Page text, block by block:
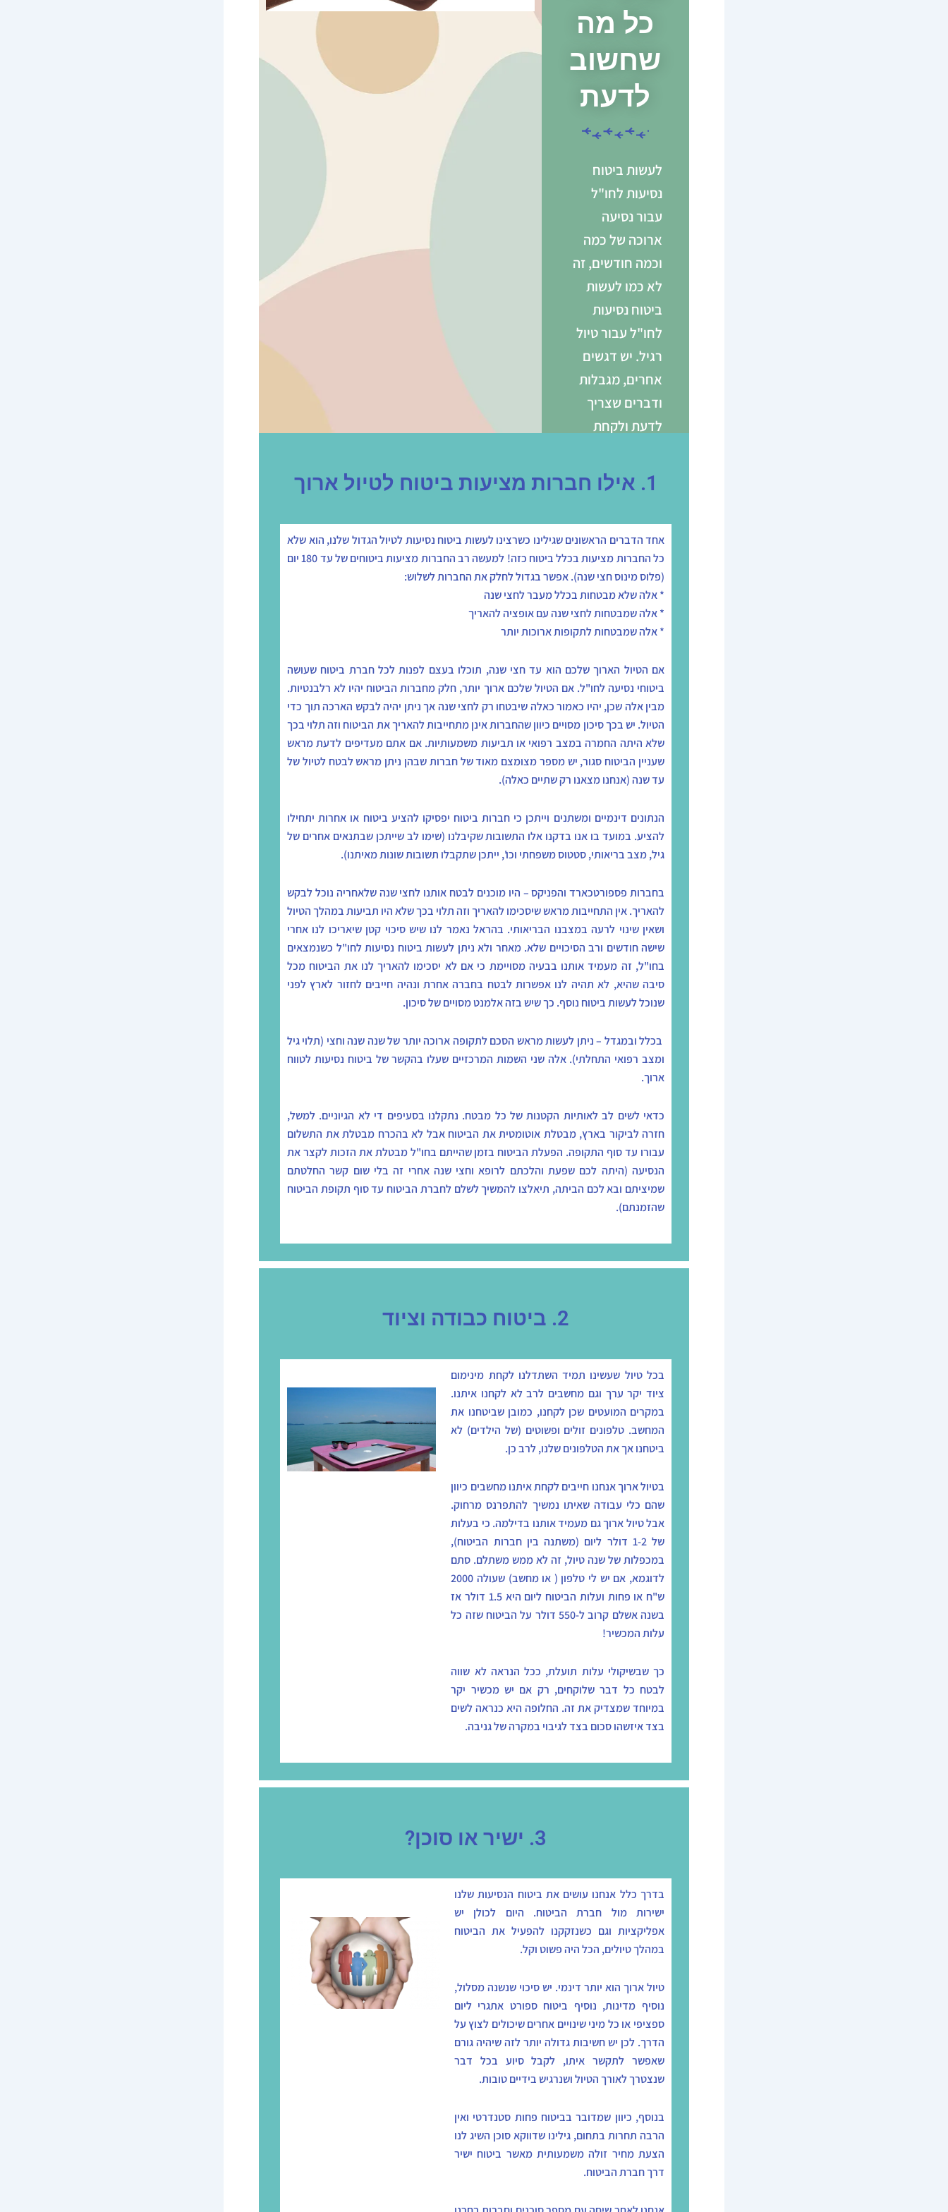
כל מה
שחשוב
לדעת
לעשות ביטוח
נסיעות לחו"ל
עבור נסיעה
ארוכה של כמה
וכמה חודשים, זה
לא כמו לעשות
ביטוח נסיעות
לחו"ל עבור טיול
רגיל. יש דגשים
אחרים, מגבלות
ודברים שצריך
לדעת ולקחת
1. אילו חברות מציעות ביטוח לטיול ארוך
אחד הדברים הראשונים שגילינו כשרצינו לעשות ביטוח נסיעות לטיול הגדול שלנו, הוא שלא
כל החברות מציעות בכלל ביטוח כזה! למעשה רב החברות מציעות ביטוחים של עד 180 יום
(פלוס מינוס חצי שנה). אפשר בגדול לחלק את החברות לשלוש:
* אלה שלא מבטחות בכלל מעבר לחצי שנה
* אלה שמבטחות לחצי שנה עם אופציה להאריך
* אלה שמבטחות לתקופות ארוכות יותר
אם הטיול הארוך שלכם הוא עד חצי שנה, תוכלו בעצם לפנות לכל חברת ביטוח שעושה
ביטוחי נסיעה לחו"ל. אם הטיול שלכם ארוך יותר, חלק מחברות הביטוח יהיו לא רלבנטיות.
מבין אלה שכן, יהיו כאמור כאלה שיבטחו רק לחצי שנה אך ניתן יהיה לבקש הארכה תוך כדי
הטיול. יש בכך סיכון מסויים כיוון שהחברות אינן מתחייבות להאריך את הביטוח וזה תלוי בכך
שלא היתה החמרה במצב רפואי או תביעות משמעותיות. אם אתם מעדיפים לדעת מראש
שעניין הביטוח סגור, יש מספר מצומצם מאוד של חברות שבהן ניתן מראש לבטח לטיול של
עד שנה (אנחנו מצאנו רק שתיים כאלה).
הנתונים דינמיים ומשתנים וייתכן כי חברות ביטוח יפסיקו להציע ביטוח או אחרות יתחילו
להציע. במועד בו אנו בדקנו אלו התשובות שקיבלנו (שימו לב שייתכן שבתנאים אחרים של
גיל, מצב בריאותי, סטטוס משפחתי וכו', ייתכן שתקבלו תשובות שונות מאיתנו).
בחברות פספורטכארד והפניקס – היו מוכנים לבטח אותנו לחצי שנה שלאחריה נוכל לבקש
להאריך. אין התחייבות מראש שיסכימו להאריך וזה תלוי בכך שלא היו תביעות במהלך הטיול
ושאין שינוי לרעה במצבנו הבריאותי. בהראל נאמר לנו שיש סיכוי קטן שיאריכו לנו אחרי
שישה חודשים ורב הסיכויים שלא. מאחר ולא ניתן לעשות ביטוח נסיעות לחו"ל כשנמצאים
בחו"ל, זה מעמיד אותנו בבעיה מסויימת כי אם לא יסכימו להאריך לנו את הביטוח מכל
סיבה שהיא, לא תהיה לנו אפשרות לבטח בחברה אחרת ונהיה חייבים לחזור לארץ לפני
שנוכל לעשות ביטוח נוסף. כך שיש בזה אלמנט מסויים של סיכון.
בכלל ובמגדל – ניתן לעשות מראש הסכם לתקופה ארוכה יותר של שנה שנה וחצי (תלוי גיל
ומצב רפואי התחלתי). אלה שני השמות המרכזיים שעלו בהקשר של ביטוח נסיעות לטווח
ארוך.
כדאי לשים לב לאותיות הקטנות של כל מבטח. נתקלנו בסעיפים די לא הגיוניים. למשל,
חזרה לביקור בארץ, מבטלת אוטומטית את הביטוח אבל לא בהכרח מבטלת את התשלום
עבורו עד סוף התקופה. הפעלת הביטוח בזמן שהייתם בחו"ל מבטלת את הזכות לקצר את
הנסיעה (היתה לכם שפעת והלכתם לרופא וחצי שנה אחרי זה בלי שום קשר החלטתם
שמיציתם ובא לכם הביתה, תיאלצו להמשיך לשלם לחברת הביטוח עד סוף תקופת הביטוח
שהזמנתם).
2. ביטוח כבודה וציוד
בכל טיול שעשינו תמיד השתדלנו לקחת מינימום
ציוד יקר ערך וגם מחשבים לרב לא לקחנו איתנו.
במקרים המועטים שכן לקחנו, כמובן שביטחנו את
המחשב. טלפונים זולים ופשוטים (של הילדים) לא
ביטחנו אך את הטלפונים שלנו, לרב כן.
בטיול ארוך אנחנו חייבים לקחת איתנו מחשבים כיוון
שהם כלי עבודה שאיתו נמשיך להתפרנס מרחוק.
אבל טיול ארוך גם מעמיד אותנו בדילמה. כי בעלות
של 1-2 דולר ליום (משתנה בין חברות הביטוח),
במכפלות של שנה טיול, זה לא ממש משתלם. סתם
לדוגמא, אם יש לי טלפון ( או מחשב) שעולה 2000
ש"ח או פחות ועלות הביטוח ליום היא 1.5 דולר אז
בשנה אשלם קרוב ל-550 דולר על הביטוח שזה כל
עלות המכשיר!
כך שבשיקולי עלות תועלת, ככל הנראה לא שווה
לבטח כל דבר שלוקחים, רק אם יש מכשיר יקר
במיוחד שמצדיק את זה. החלופה היא כנראה לשים
בצד איזשהו סכום בצד לגיבוי במקרה של גניבה.
3. ישיר או סוכן?
בדרך כלל אנחנו עושים את ביטוח הנסיעות שלנו
ישירות מול חברת הביטוח. היום לכולן יש
אפליקציות וגם כשנזקקנו להפעיל את הביטוח
במהלך טיולים, הכל היה פשוט וקל.
טיול ארוך הוא יותר דינמי. יש סיכוי שנשנה מסלול,
נוסיף מדינות, נוסיף ביטוח ספורט אתגרי ליום
ספציפי או כל מיני שינויים אחרים שיכולים לצוץ על
הדרך. לכן יש חשיבות גדולה יותר לזה שיהיה גורם
שאפשר לתקשר איתו, לקבל סיוע בכל דבר
שנצטרך לאורך הטיול ושנרגיש בידיים טובות.
בנוסף, כיוון שמדובר בביטוח פחות סטנדרטי ואין
הרבה תחרות בתחום, גילינו שדווקא סוכן השיג לנו
הצעת מחיר זולה משמעותית מאשר ביטוח ישיר
דרך חברת הביטוח.